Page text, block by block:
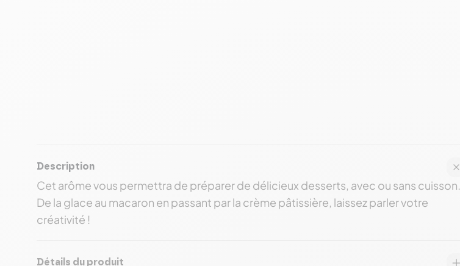
Description
Cet arôme vous permettra de préparer de délicieux desserts, avec ou sans cuisson.
De la glace au macaron en passant par la crème pâtissière, laissez parler votre
créativité !
Détails du produit